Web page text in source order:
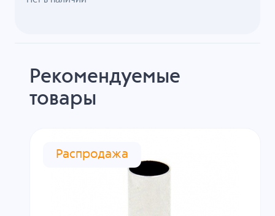
Рекомендуемые
товары
Распродажа